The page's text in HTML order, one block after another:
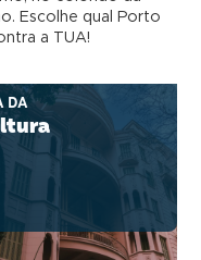
Escolhe qual Porto
a TUA!
DA